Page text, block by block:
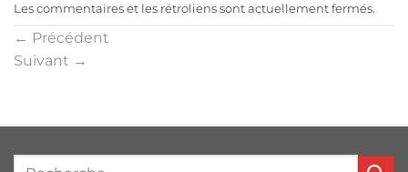
Les commentaires et les rétroliens sont actuellement fermés.
← Précédent
Suivant →